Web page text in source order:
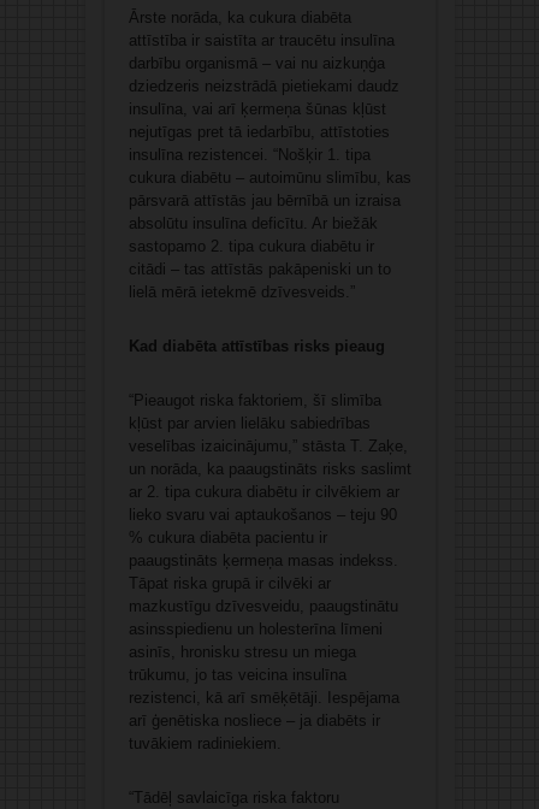
Ārste norāda, ka cukura diabēta
attīstība ir saistīta ar traucētu insulīna
darbību organismā – vai nu aizkuņģa
dziedzeris neizstrādā pietiekami daudz
insulīna, vai arī ķermeņa šūnas kļūst
nejutīgas pret tā iedarbību, attīstoties
insulīna rezistencei. “Nošķir 1. tipa
cukura diabētu – autoimūnu slimību, kas
pārsvarā attīstās jau bērnībā un izraisa
absolūtu insulīna deficītu. Ar biežāk
sastopamo 2. tipa cukura diabētu ir
citādi – tas attīstās pakāpeniski un to
lielā mērā ietekmē dzīvesveids.”
Kad diabēta attīstības risks pieaug
“Pieaugot riska faktoriem, šī slimība
kļūst par arvien lielāku sabiedrības
veselības izaicinājumu,” stāsta T. Zaķe,
un norāda, ka paaugstināts risks saslimt
ar 2. tipa cukura diabētu ir cilvēkiem ar
lieko svaru vai aptaukošanos – teju 90
% cukura diabēta pacientu ir
paaugstināts ķermeņa masas indekss.
Tāpat riska grupā ir cilvēki ar
mazkustīgu dzīvesveidu, paaugstinātu
asinsspiedienu un holesterīna līmeni
asinīs, hronisku stresu un miega
trūkumu, jo tas veicina insulīna
rezistenci, kā arī smēķētāji. Iespējama
arī ģenētiska nosliece – ja diabēts ir
tuvākiem radiniekiem.
“Tādēļ savlaicīga riska faktoru